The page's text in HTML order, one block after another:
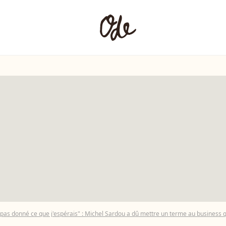
donné ce que j'espérais" : Michel Sardou a dû mettre un terme au business